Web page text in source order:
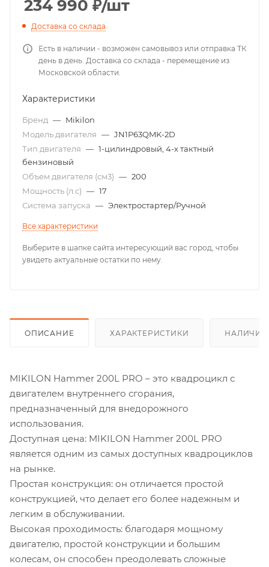
234 990 ₽/шт
Доставка со склада
Есть в наличии - возможен самовывоз или отправка ТК
день в день. Доставка со склада - перемещение из
Московской области.
Характеристики
Бренд — Mikilon
Модель двигателя — JN1P63QMK-2D
Тип двигателя — 1-цилиндровый, 4-х тактный
бензиновый
Объем двигателя (см3) — 200
Мощность (л.с) — 17
Система запуска — Электростартер/Ручной
Все характеристики
Выберите в шапке сайта интересующий вас город, чтобы
увидеть актуальные остатки по нему.
ОПИСАНИЕ ХАРАКТЕРИСТИКИ НАЛИЧИЕ
MIKILON Hammer 200L PRO – это квадроцикл с
двигателем внутреннего сгорания,
предназначенный для внедорожного
использования.
Доступная цена: MIKILON Hammer 200L PRO
является одним из самых доступных квадроциклов
на рынке.
Простая конструкция: он отличается простой
конструкцией, что делает его более надежным и
легким в обслуживании.
Высокая проходимость: благодаря мощному
двигателю, простой конструкции и большим
колесам, он способен преодолевать сложные